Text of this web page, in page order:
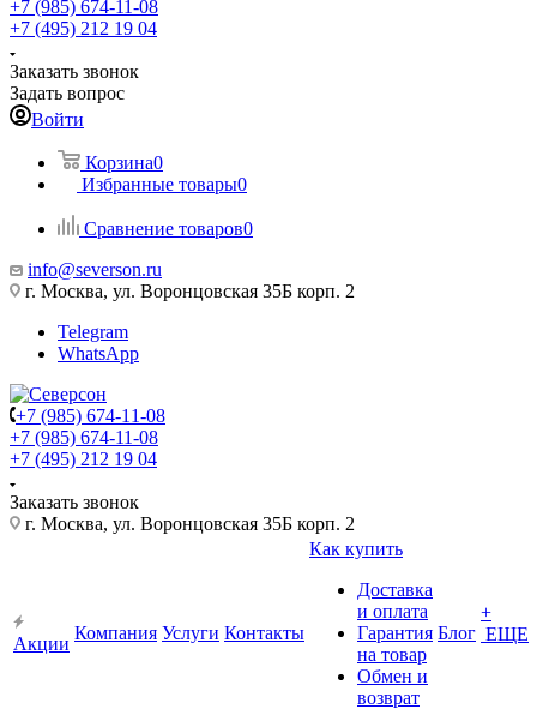
+7 (985) 674-11-08
+7 (495) 212 19 04
Заказать звонок
Задать вопрос
Войти
Корзина0
Избранные товары0
Сравнение товаров0
info@severson.ru
г. Москва, ул. Воронцовская 35Б корп. 2
Telegram
WhatsApp
+7 (985) 674-11-08
+7 (985) 674-11-08
+7 (495) 212 19 04
Заказать звонок
г. Москва, ул. Воронцовская 35Б корп. 2
Акции
Компания Услуги Контакты
Как купить
Доставка
и оплата
Гарантия
на товар
Обмен и
возврат
Блог
+
ЕЩЕ